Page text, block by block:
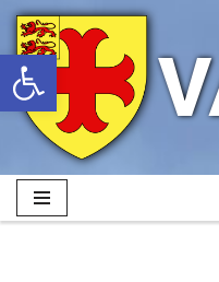
Ouvrir la barre d’outils
Aller
au
contenu